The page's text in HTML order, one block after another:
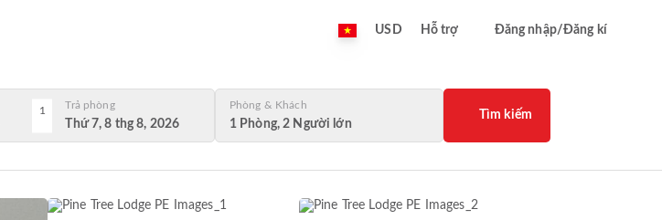
USD Hỗ trợ Đăng nhập/Đăng kí
1 Trả phòng
Thứ 7, 8 thg 8, 2026
Phòng & Khách
1 Phòng, 2 Người lớn
Tìm kiếm